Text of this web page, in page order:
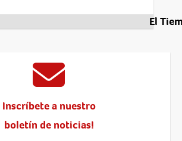
El
Inscríbete a nuestro
boletín de noticias!